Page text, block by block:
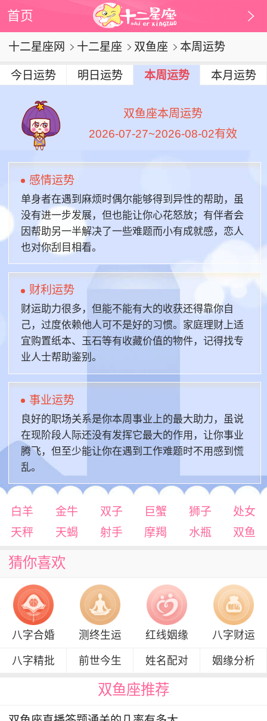
首页
十二星座网 十二星座 双鱼座 本周运势
今日运势 明日运势 本周运势 本月运势
双鱼座本周运势
2026-07-27~2026-08-02有效
感情运势
单身者在遇到麻烦时偶尔能够得到异性的帮助，虽
没有进一步发展，但也能让你心花怒放；有伴者会
因帮助另一半解决了一些难题而小有成就感，恋人
也对你刮目相看。
财利运势
财运助力很多，但能不能有大的收获还得靠你自
己，过度依赖他人可不是好的习惯。家庭理财上适
宜购置纸本、玉石等有收藏价值的物件，记得找专
业人士帮助鉴别。
事业运势
良好的职场关系是你本周事业上的最大助力，虽说
在现阶段人际还没有发挥它最大的作用，让你事业
腾飞，但至少能让你在遇到工作难题时不用感到慌
乱。
白羊 金牛 双子 巨蟹 狮子
处女
天秤
天蝎 射手 摩羯 水瓶 双鱼
猜你喜欢
八字合婚 测终生运 红线姻缘 八字财运
八字精批 前世今生 姓名配对 姻缘分析
双鱼座推荐